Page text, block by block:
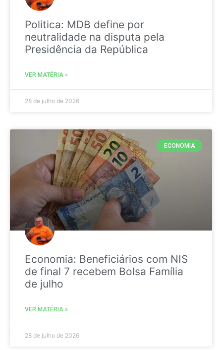
Politica: MDB define por
neutralidade na disputa pela
Presidência da República
VER MATÉRIA »
28 de julho de 2026
ECONOMIA
Economia: Beneficiários com NIS
de final 7 recebem Bolsa Família
de julho
VER MATÉRIA »
28 de julho de 2026